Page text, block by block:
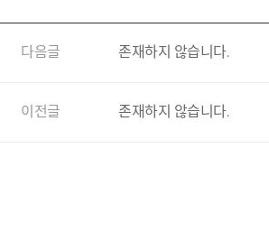
다음글 존재하지 않습니다.
이전글 존재하지 않습니다.